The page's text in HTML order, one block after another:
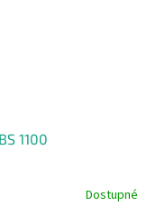
1100
Dostupné